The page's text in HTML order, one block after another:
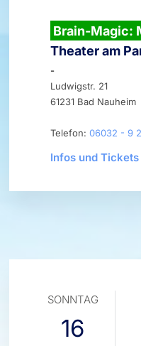
Brain-Magic:
Theater am
-
Ludwigstr. 21
61231 Bad Nauheim
Telefon:06032 - 9
Infos und Tickets
SONNTAG
16